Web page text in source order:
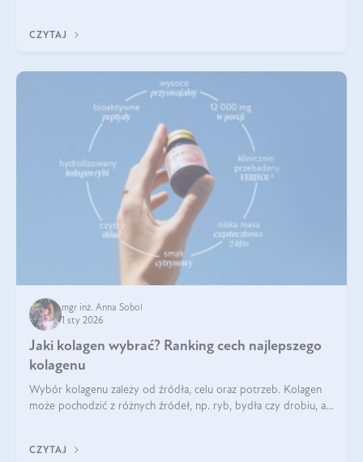
CZYTAJ
mgr inż. Anna Sobol
1 sty 2026
Jaki kolagen wybrać? Ranking cech najlepszego
kolagenu
Wybór kolagenu zależy od źródła, celu oraz potrzeb. Kolagen
może pochodzić z różnych źródeł, np. ryb, bydła czy drobiu, a
bydlęcy.
CZYTAJ